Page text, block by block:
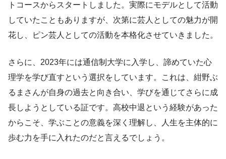
トコースからスタートしました。実際にモデルとして活動
していたこともありますが、次第に芸人としての魅力が開
花し、ピン芸人としての活動を本格化させていきました。
さらに、2023年には通信制大学に入学し、諦めていた心
理学を学び直すという選択をしています。これは、紺野ぶ
るまさんが自身の過去と向き合い、学びを通じてさらに成
長しようとしている証です。高校中退という経験があった
からこそ、学ぶことの意義を深く理解し、人生を主体的に
歩む力を手に入れたのだと言えるでしょう。